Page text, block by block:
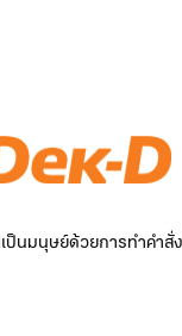
นมนุษย์ด้วยการทำคำสั่ง